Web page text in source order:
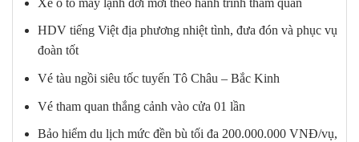
HDV tiếng Việt địa phương nhiệt tình, đưa đón và phục vụ
đoàn tốt
Vé tàu ngồi siêu tốc tuyến Tô Châu – Bắc Kinh
Vé tham quan thắng cảnh vào cửa 01 lần
Bảo hiểm du lịch mức đền bù tối đa 200.000.000 VNĐ/vụ,